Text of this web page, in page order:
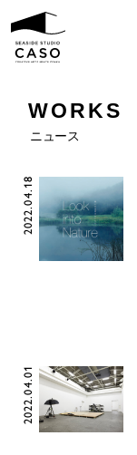
ニュース
2022.04.18
2022.04.01